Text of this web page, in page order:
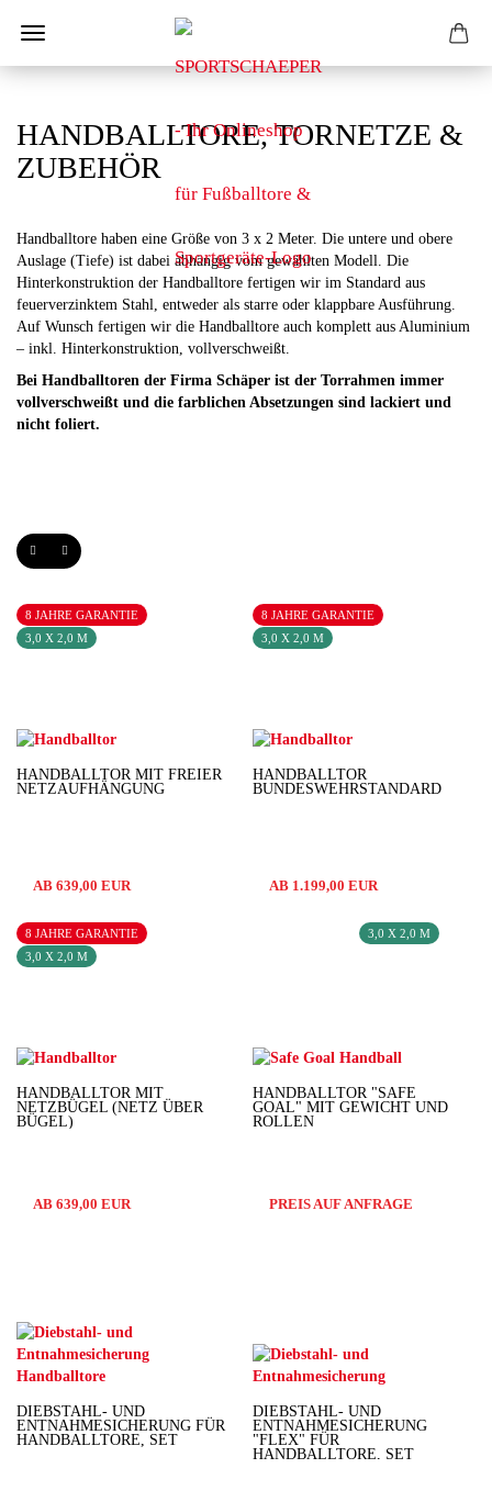
HANDBALLTORE, TORNETZE &
ZUBEHÖR
Handballtore haben eine Größe von 3 x 2 Meter. Die untere und obere
Auslage (Tiefe) ist dabei abhängig vom gewählten Modell. Die
Hinterkonstruktion der Handballtore fertigen wir im Standard aus
feuerverzinktem Stahl, entweder als starre oder klappbare Ausführung.
Auf Wunsch fertigen wir die Handballtore auch komplett aus Aluminium
– inkl. Hinterkonstruktion, vollverschweißt.
Bei Handballtoren der Firma Schäper ist der Torrahmen immer
vollverschweißt und die farblichen Absetzungen sind lackiert und
nicht foliert.
8 JAHRE GARANTIE
3,0 X 2,0 M
HANDBALLTOR MIT FREIER
NETZAUFHÄNGUNG
AB 639,00 EUR
8 JAHRE GARANTIE
3,0 X 2,0 M
HANDBALLTOR
BUNDESWEHRSTANDARD
AB 1.199,00 EUR
8 JAHRE GARANTIE
3,0 X 2,0 M
HANDBALLTOR MIT
NETZBÜGEL (NETZ ÜBER
BÜGEL)
AB 639,00 EUR
3,0 X 2,0 M
HANDBALLTOR "SAFE
GOAL" MIT GEWICHT UND
ROLLEN
PREIS AUF ANFRAGE
DIEBSTAHL- UND
ENTNAHMESICHERUNG FÜR
HANDBALLTORE, SET
DIEBSTAHL- UND
ENTNAHMESICHERUNG
"FLEX" FÜR
HANDBALLTORE, SET